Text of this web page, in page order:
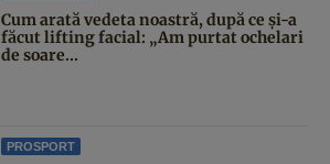
Cum arată vedeta noastră, după ce și-a
făcut lifting facial: „Am purtat ochelari
de soare...
PROSPORT